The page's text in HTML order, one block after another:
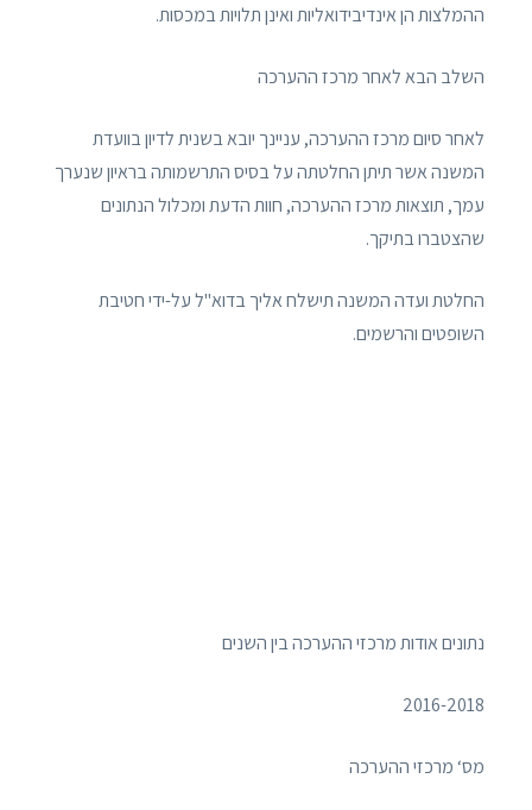
ההמלצות הן אינדיבידואליות ואינן תלויות במכסות.
השלב הבא לאחר מרכז ההערכה
לאחר סיום מרכז ההערכה, עניינך יובא בשנית לדיון בוועדת
המשנה אשר תיתן החלטתה על בסיס התרשמותה בראיון שנערך
עמך, תוצאות מרכז ההערכה, חוות הדעת ומכלול הנתונים
שהצטברו בתיקך.
החלטת ועדה המשנה תישלח אליך בדוא"ל על-ידי חטיבת
השופטים והרשמים.
נתונים אודות מרכזי ההערכה בין השנים
2016-2018
מס‘ מרכזי ההערכה